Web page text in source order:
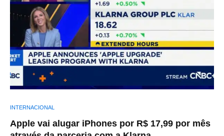
INTERNACIONAL
Apple vai alugar iPhones por R$ 17,99 por mês